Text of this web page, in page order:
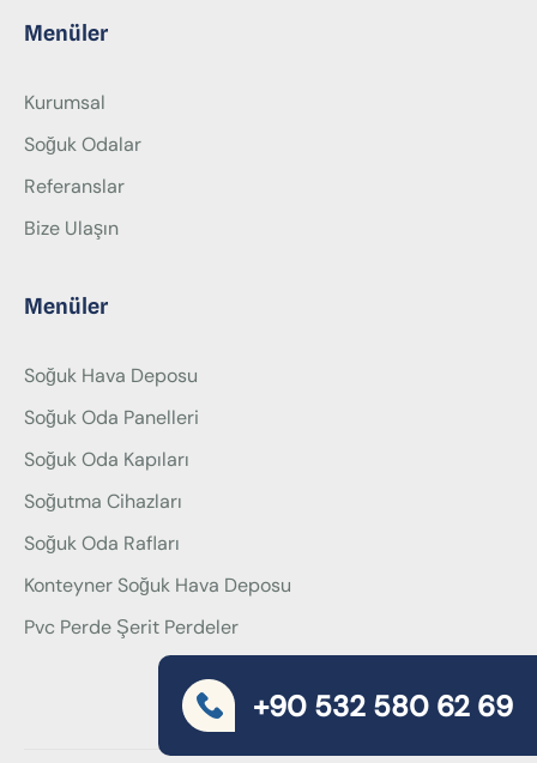
Menüler
Kurumsal
Soğuk Odalar
Referanslar
Bize Ulaşın
Menüler
Soğuk Hava Deposu
Soğuk Oda Panelleri
Soğuk Oda Kapıları
Soğutma Cihazları
Soğuk Oda Rafları
Konteyner Soğuk Hava Deposu
Pvc Perde Şerit Perdeler
+90 532 580 62 69